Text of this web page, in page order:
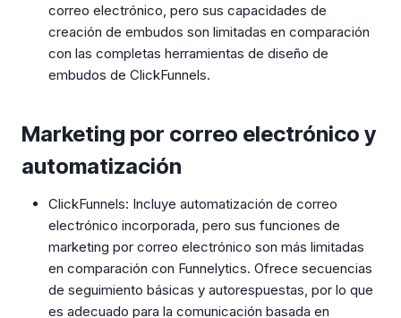
correo electrónico, pero sus capacidades de
creación de embudos son limitadas en comparación
con las completas herramientas de diseño de
embudos de ClickFunnels.
Marketing por correo electrónico y
automatización
ClickFunnels: Incluye automatización de correo
electrónico incorporada, pero sus funciones de
marketing por correo electrónico son más limitadas
en comparación con Funnelytics. Ofrece secuencias
de seguimiento básicas y autorespuestas, por lo que
es adecuado para la comunicación basada en